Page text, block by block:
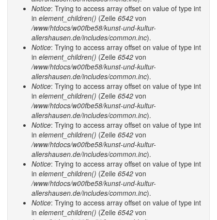
Notice: Trying to access array offset on value of type int
in element_children() (Zeile 6542 von
/www/htdocs/w00fbe58/kunst-und-kultur-
allershausen.de/includes/common.inc).
Notice: Trying to access array offset on value of type int
in element_children() (Zeile 6542 von
/www/htdocs/w00fbe58/kunst-und-kultur-
allershausen.de/includes/common.inc).
Notice: Trying to access array offset on value of type int
in element_children() (Zeile 6542 von
/www/htdocs/w00fbe58/kunst-und-kultur-
allershausen.de/includes/common.inc).
Notice: Trying to access array offset on value of type int
in element_children() (Zeile 6542 von
/www/htdocs/w00fbe58/kunst-und-kultur-
allershausen.de/includes/common.inc).
Notice: Trying to access array offset on value of type int
in element_children() (Zeile 6542 von
/www/htdocs/w00fbe58/kunst-und-kultur-
allershausen.de/includes/common.inc).
Notice: Trying to access array offset on value of type int
in element_children() (Zeile 6542 von